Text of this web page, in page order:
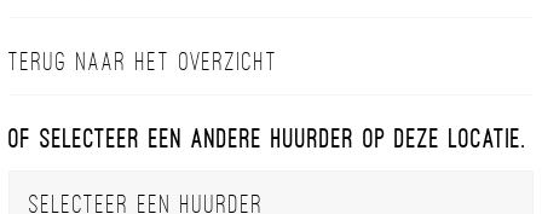
Terug naar het overzicht
Of selecteer een andere huurder op deze locatie.